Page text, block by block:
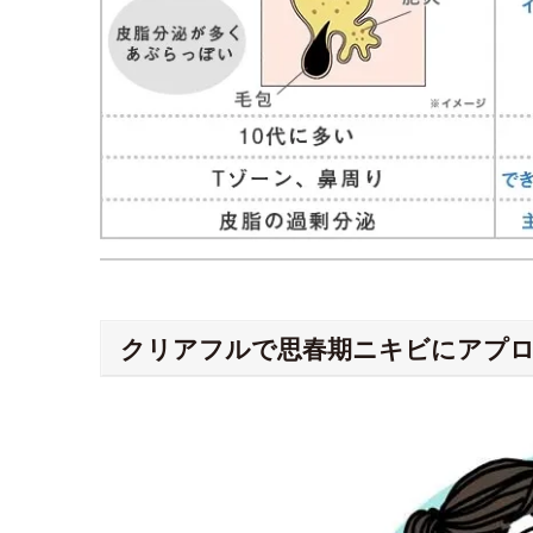
クリアフルで思春期ニキビにアプ